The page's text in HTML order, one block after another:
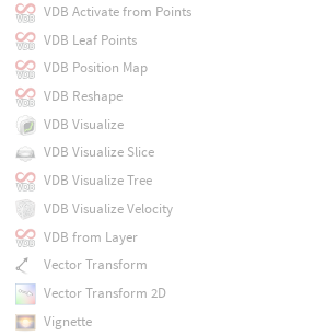
VDB Activate from Points
VDB Leaf Points
VDB Position Map
VDB Reshape
VDB Visualize
VDB Visualize Slice
VDB Visualize Tree
VDB Visualize Velocity
VDB from Layer
Vector Transform
Vector Transform 2D
Vignette